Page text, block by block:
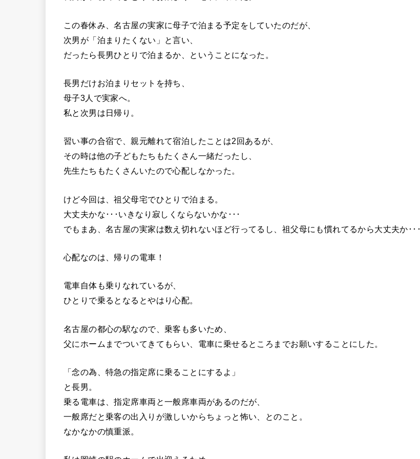
この春休み、名古屋の実家に母子で泊まる予定をしていたのだが、
次男が「泊まりたくない」と言い、
だったら長男ひとりで泊まるか、ということになった。
長男だけお泊まりセットを持ち、
母子3人で実家へ。
私と次男は日帰り。
習い事の合宿で、親元離れて宿泊したことは2回あるが、
その時は他の子どもたちもたくさん一緒だったし、
先生たちもたくさんいたので心配しなかった。
けど今回は、祖父母宅でひとりで泊まる。
大丈夫かな･･･いきなり寂しくならないかな･･･
でもまあ、名古屋の実家は数え切れないほど行ってるし、祖父母にも慣れてるから大丈夫か･･･
心配なのは、帰りの電車！
電車自体も乗りなれているが、
ひとりで乗るとなるとやはり心配。
名古屋の都心の駅なので、乗客も多いため、
父にホームまでついてきてもらい、電車に乗せるところまでお願いすることにした。
「念の為、特急の指定席に乗ることにするよ」
と長男。
乗る電車は、指定席車両と一般席車両があるのだが、
一般席だと乗客の出入りが激しいからちょっと怖い、とのこと。
なかなかの慎重派。